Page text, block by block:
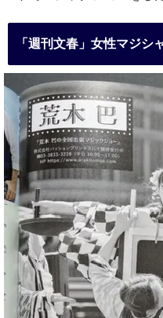
「週刊文春」女性マジシ